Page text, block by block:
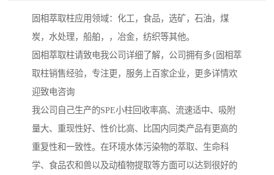
固相萃取柱应用领域：化工，食品，选矿，石油，煤
炭，水处理，船舶，，冶金，纺织等其他。
固相萃取柱请致电我公司详细了解，公司拥有多{固相萃
取柱销售经验，专注更，服务上百家企业，更多详情欢
迎致电咨询
我公司自己生产的SPE小柱回收率高、流速适中、吸附
量大、重现性好、性价比高、比国内同类产品有更高的
重复性和一致性。在环境水体污染物的萃取、生命科
学、食品农和兽以及动植物提取等方面可以达到很好的